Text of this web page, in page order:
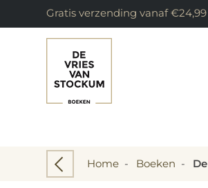
Gratis verzending vanaf €24,99
Home - Boeken -